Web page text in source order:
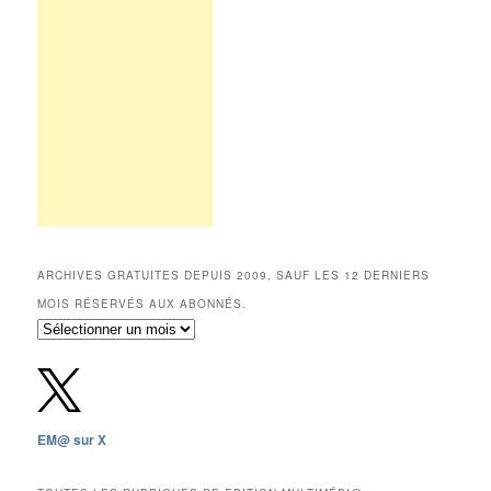
ARCHIVES GRATUITES DEPUIS 2009, SAUF LES 12 DERNIERS
MOIS RÉSERVÉS AUX ABONNÉS.
Archives
depuis
2009,
sauf
les
EM@ sur X